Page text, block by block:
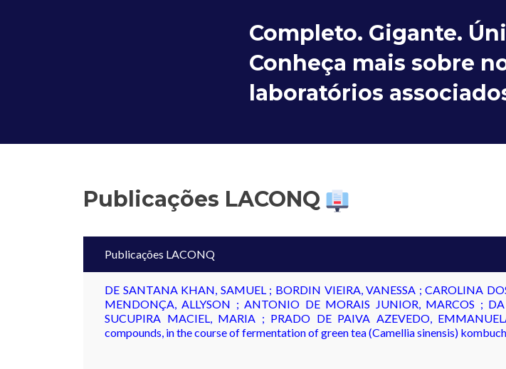
Completo. Gigante.
Conheça mais sobre
laboratórios
Publicações LACONQ
Publicações LACONQ
DE SANTANA KHAN, SAMUEL ; BORDIN VIEIRA, VANESSA ; CAROLINA
MENDONÇA, ALLYSON ; ANTONIO DE MORAIS JUNIOR, MARCOS ; DA
SUCUPIRA MACIEL, MARIA ; PRADO DE PAIVA AZEVEDO,
compounds, in the course of fermentation of green tea (Camellia sinensis)